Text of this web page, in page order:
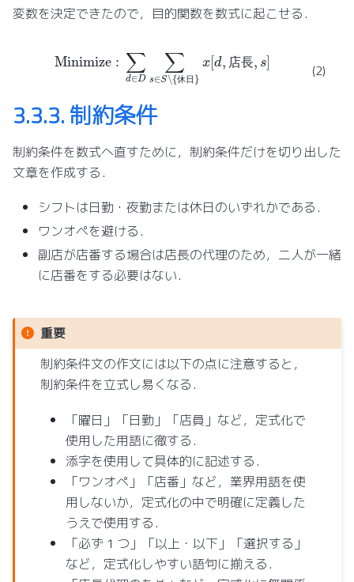
変数を決定できたので，目的関数を数式に起こせる．
(2)
店 長
Minimize: ∈D∑ S∖{休 } x d,店長 ,s
3.3.3.制約条件
制約条件を数式へ直すために，制約条件だけを切り出した
文章を作成する．
シフトは日勤・夜勤または休日のいずれかである．
ワンオペを避ける．
副店が店番する場合は店長の代理のため，二人が一緒
に店番をする必要はない．
重要
制約条件文の作文には以下の点に注意すると，
制約条件を立式し易くなる．
「曜日」「日勤」「店員」など，定式化で
使用した用語に徹する．
添字を使用して具体的に記述する．
「ワンオペ」「店番」など，業界用語を使
用しないか，定式化の中で明確に定義した
うえで使用する．
「必ず 1 つ」「以上・以下」「選択する」
など，定式化しやすい語句に揃える．